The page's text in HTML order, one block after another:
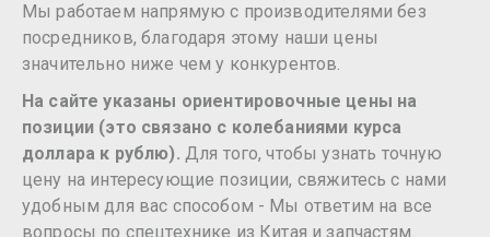
Мы работаем напрямую с производителями без
посредников, благодаря этому наши цены
значительно ниже чем у конкурентов.
На сайте указаны ориентировочные цены на
позиции (это связано с колебаниями курса
доллара к рублю). Для того, чтобы узнать точную
цену на интересующие позиции, свяжитесь с нами
удобным для вас способом - Мы ответим на все
вопросы по спецтехнике из Китая и запчастям